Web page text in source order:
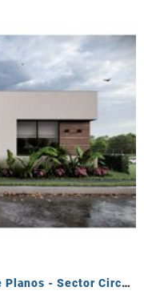
Se Venden Casas Campestres Sobre Planos - Sector Circasia